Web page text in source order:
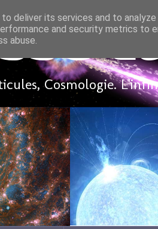
Cosmologie.
deliver its services and to
and security metrics to
abuse.